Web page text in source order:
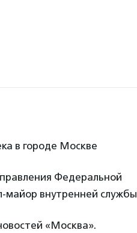
в городе Москве
Федеральной
майор внутренней службы
«Москва».